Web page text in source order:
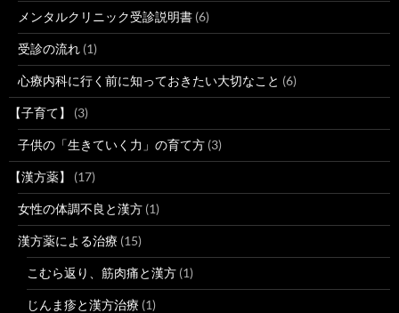
メンタルクリニック受診説明書 (6)
受診の流れ (1)
心療内科に行く前に知っておきたい大切なこと (6)
【子育て】 (3)
子供の「生きていく力」の育て方 (3)
【漢方薬】 (17)
女性の体調不良と漢方 (1)
漢方薬による治療 (15)
こむら返り、筋肉痛と漢方 (1)
じんま疹と漢方治療 (1)